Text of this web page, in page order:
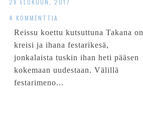
4 KOMMENTTIA
Reissu koettu kutsuttuna Takana on
kreisi ja ihana festarikesä,
jonkalaista tuskin ihan heti pääsen
kokemaan uudestaan. Välillä
festarimeno...